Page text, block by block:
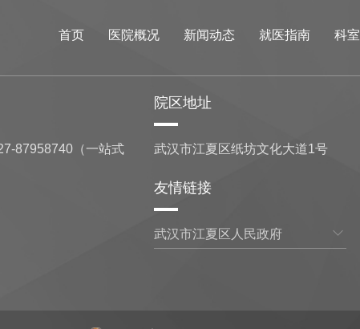
首页 医院概况 新闻动态 就医指南 科
87958740（一站式
院区地址
武汉市江夏区纸坊文化大道1号
友情链接
武汉市江夏区人民政府